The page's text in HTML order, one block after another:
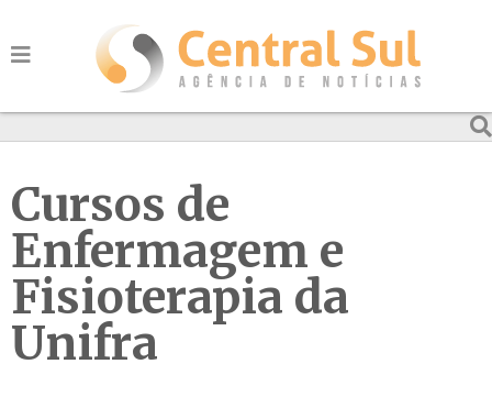
Cursos de
Enfermagem e
Fisioterapia da
Unifra